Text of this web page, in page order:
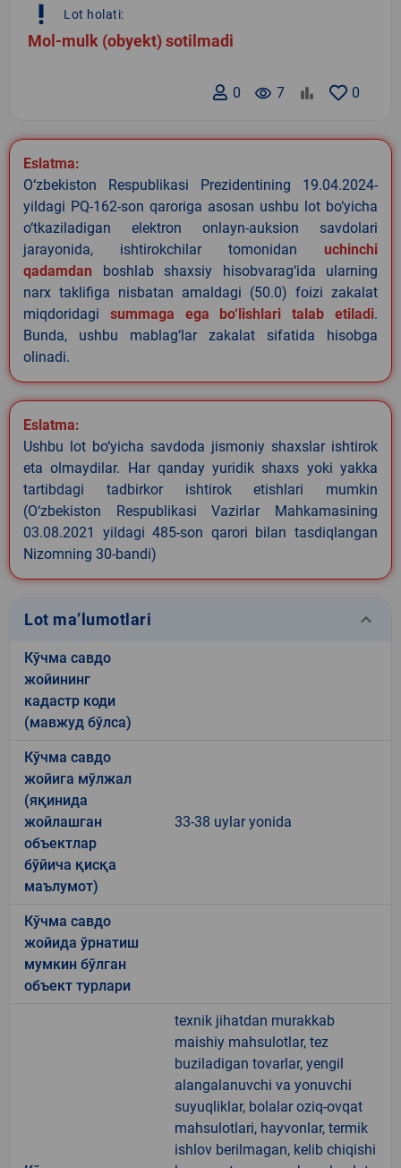
priority_high Lot holati:
Mol-mulk (obyekt) sotilmadi
0
remove_red_eye 7
0
Eslatma:
O‘zbekiston Respublikasi Prezidentining 19.04.2024-
yildagi PQ-162-son qaroriga asosan ushbu lot bo‘yicha
o‘tkaziladigan elektron onlayn-auksion savdolari
jarayonida, ishtirokchilar tomonidan uchinchi
qadamdan boshlab shaxsiy hisobvarag‘ida ularning
narx taklifiga nisbatan amaldagi (50.0) foizi zakalat
miqdoridagi summaga ega bo‘lishlari talab etiladi.
Bunda, ushbu mablag‘lar zakalat sifatida hisobga
olinadi.
Eslatma:
Ushbu lot bo‘yicha savdoda jismoniy shaxslar ishtirok
eta olmaydilar. Har qanday yuridik shaxs yoki yakka
tartibdagi tadbirkor ishtirok etishlari mumkin
(O‘zbekiston Respublikasi Vazirlar Mahkamasining
03.08.2021 yildagi 485-son qarori bilan tasdiqlangan
Nizomning 30-bandi)
Lot ma’lumotlari keyboard_arrow_down
Кўчма савдо
жойининг
кадастр коди
(мавжуд бўлса)
Кўчма савдо
жойига мўлжал
(яқинида
жойлашган
объектлар
бўйича қисқа
маълумот)
33-38 uylar yonida
Кўчма савдо
жойида ўрнатиш
мумкин бўлган
объект турлари
texnik jihatdan murakkab
maishiy mahsulotlar, tez
buziladigan tovarlar, yengil
alangalanuvchi va yonuvchi
suyuqliklar, bolalar oziq-ovqat
mahsulotlari, hayvonlar, termik
ishlov berilmagan, kelib chiqishi